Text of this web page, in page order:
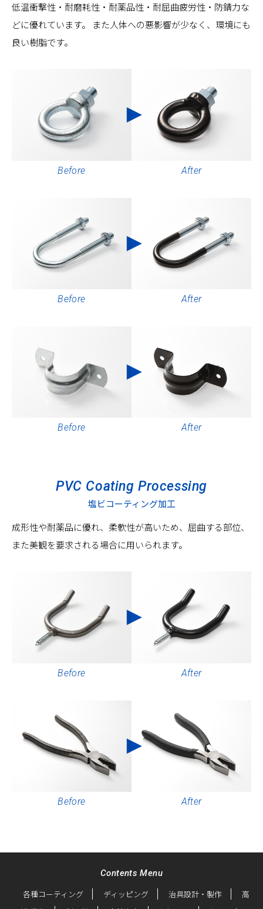
低温衝撃性・耐磨耗性・耐薬品性・耐屈曲疲労性・防錆力な
どに優れています。
また人体への悪影響が少なく、環境にも
良い樹脂です。
Before After
Before After
Before After
PVC Coating Processing
塩ビコーティング加工
成形性や耐薬品に優れ、柔軟性が高いため、屈曲する部位、
また美観を要求される場合に用いられます。
Before After
Before After
Contents Menu
各種コーティング ディッピング 治具設計・製作
高